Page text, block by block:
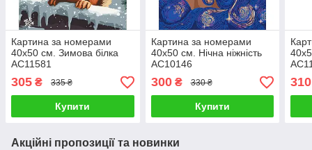
Картина за номерами
40х50 см. Зимова білка
AC11581
305 ₴ 335 ₴
Купити
Картина за номерами
40х50 см. Нічна ніжність
AC10146
300₴ 330 ₴
Купити
310
Акційні пропозиції та новинки